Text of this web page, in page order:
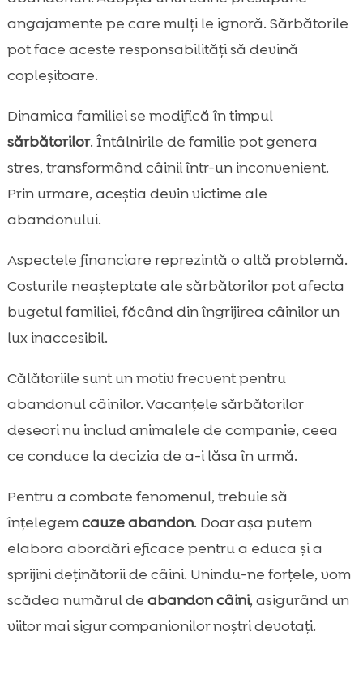
angajamente pe care mulţi le ignoră. Sărbătorile
pot face aceste responsabilități să devină
copleșitoare.
Dinamica familiei se modifică în timpul
sărbătorilor. Întâlnirile de familie pot genera
stres, transformând câinii într-un inconvenient.
Prin urmare, aceștia devin victime ale
abandonului.
Aspectele financiare reprezintă o altă problemă.
Costurile neașteptate ale sărbătorilor pot afecta
bugetul familiei, făcând din îngrijirea câinilor un
lux inaccesibil.
Călătoriile sunt un motiv frecvent pentru
abandonul câinilor. Vacanțele sărbătorilor
deseori nu includ animalele de companie, ceea
ce conduce la decizia de a-i lăsa în urmă.
Pentru a combate fenomenul, trebuie să
înțelegemcauze abandon. Doar așa putem
elabora abordări eficace pentru a educa și a
sprijini deținătorii de câini. Unindu-ne forțele, vom
scădea numărul de abandon câini, asigurând un
viitor mai sigur companionilor noștri devotați.